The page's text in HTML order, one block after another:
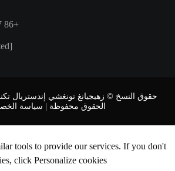
+86 18118832647
[email protected]
حقوق النسخ © زهيجيانغ تونغشي إندستريال
الحقوق محفوظة | سياسة
tools to provide our services. If you don't
click Personalize cookies.